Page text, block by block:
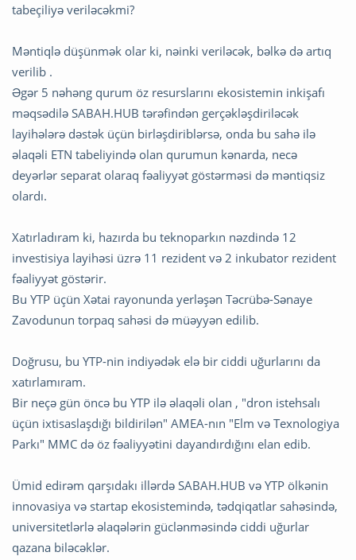
tabeçiliyə veriləcəkmi?
Məntiqlə düşünmək olar ki, nəinki veriləcək, bəlkə də artıq
verilib .
Əgər 5 nəhəng qurum öz resurslarını ekosistemin inkişafı
məqsədilə SABAH.HUB tərəfindən gerçəkləşdiriləcək
layihələrə dəstək üçün birləşdiriblərsə, onda bu sahə ilə
əlaqəli ETN tabeliyində olan qurumun kənarda, necə
deyərlər separat olaraq fəaliyyət göstərməsi də məntiqsiz
olardı.
Xatırladıram ki, hazırda bu teknoparkın nəzdində 12
investisiya layihəsi üzrə 11 rezident və 2 inkubator rezident
fəaliyyət göstərir.
Bu YTP üçün Xətai rayonunda yerləşən Təcrübə-Sənaye
Zavodunun torpaq sahəsi də müəyyən edilib.
Doğrusu, bu YTP-nin indiyədək elə bir ciddi uğurlarını da
xatırlamıram.
Bir neçə gün öncə bu YTP ilə əlaqəli olan , "dron istehsalı
üçün ixtisaslaşdığı bildirilən" AMEA-nın "Elm və Texnologiya
Parkı" MMC də öz fəaliyyətini dayandırdığını elan edib.
Ümid edirəm qarşıdakı illərdə SABAH.HUB və YTP ölkənin
innovasiya və startap ekosistemində, tədqiqatlar sahəsində,
universitetlərlə əlaqələrin güclənməsində ciddi uğurlar
qazana biləcəklər.